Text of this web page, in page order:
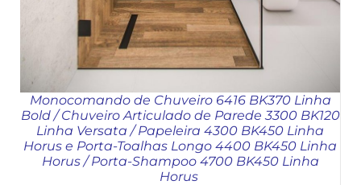
Monocomando de Chuveiro 6416 BK370 Linha
Bold/Chuveiro Articulado de Parede 3300 BK120
Linha Versata /Papeleira 4300 BK450 Linha
Horus e Porta-Toalhas Longo 4400 BK450 Linha
Horus/Porta-Shampoo 4700 BK450 Linha
Horus